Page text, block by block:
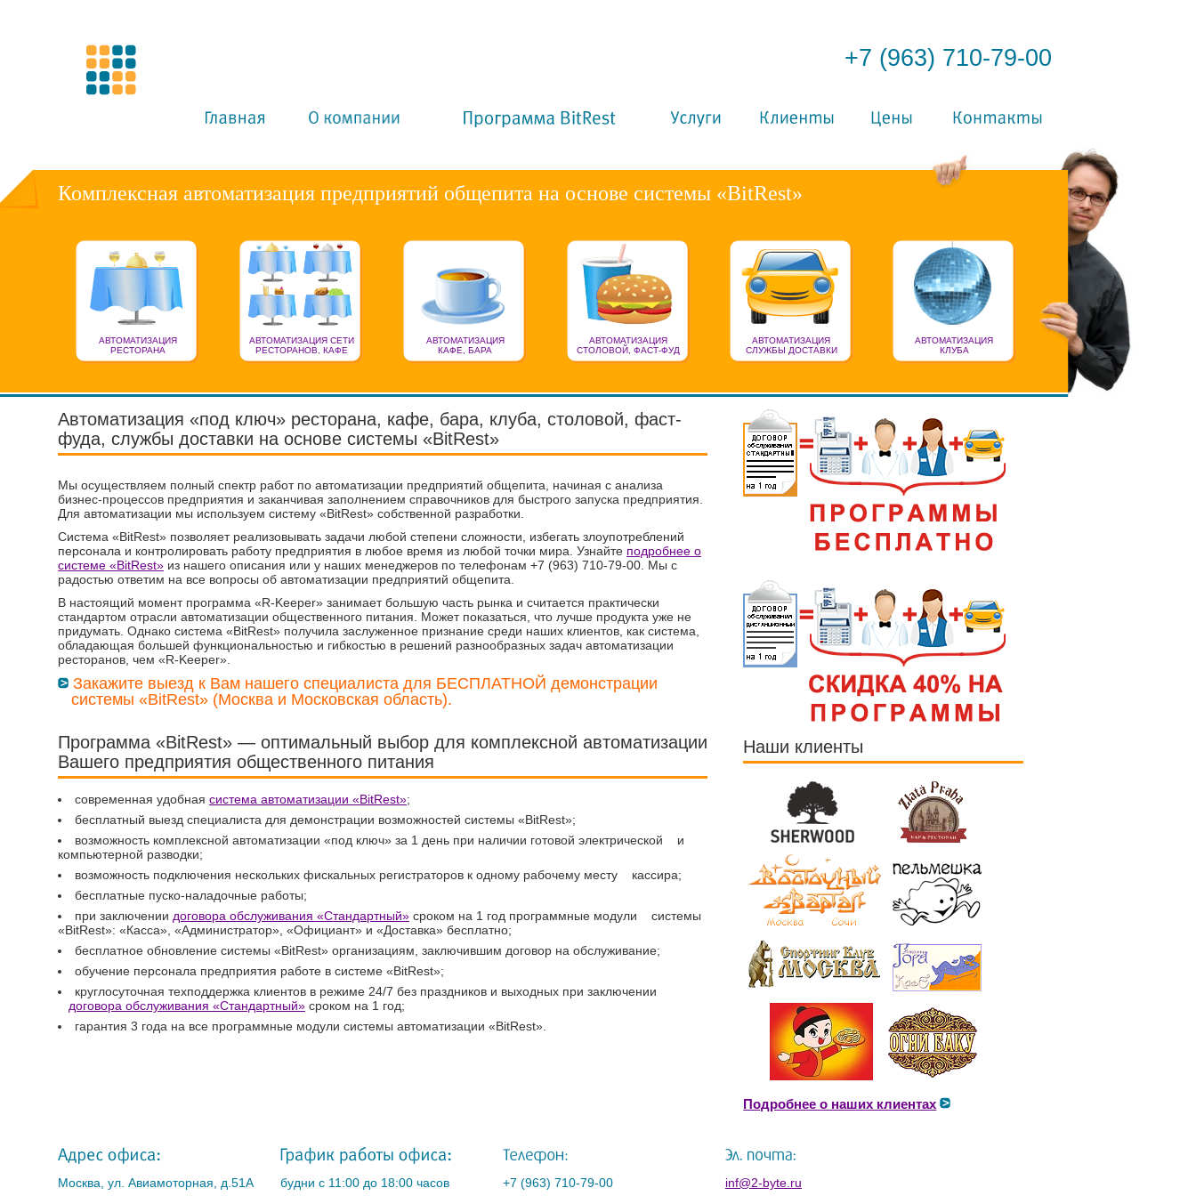
+7 (963) 710-79-00
Комплексная автоматизация предприятий общепита на основе системы «BitRest»
АВТОМАТИЗАЦИЯ
РЕСТОРАНА
АВТОМАТИЗАЦИЯ СЕТИ
РЕСТОРАНОВ, КАФЕ
АВТОМАТИЗАЦИЯ
КАФЕ, БАРА
АВТОМАТИЗАЦИЯ
СТОЛОВОЙ, ФАСТ-ФУД
АВТОМАТИЗАЦИЯ
СЛУЖБЫ ДОСТАВКИ
АВТОМАТИЗАЦИЯ
КЛУБА
Автоматизация «под ключ» ресторана, кафе, бара, клуба, столовой, фаст-
фуда, службы доставки на основе системы «BitRest»
Мы осуществляем полный спектр работ по автоматизации предприятий общепита, начиная с анализа
бизнес-процессов предприятия и заканчивая заполнением справочников для быстрого запуска предприятия.
Для автоматизации мы используем систему «BitRest» собственной разработки.
Система «BitRest» позволяет реализовывать задачи любой степени сложности, избегать злоупотреблений
персонала и контролировать работу предприятия в любое время из любой точки мира. Узнайте подробнее о
системе «BitRest» из нашего описания или у наших менеджеров по телефонам +7 (963) 710-79-00. Мы с
радостью ответим на все вопросы об автоматизации предприятий общепита.
В настоящий момент программа «R-Keeper» занимает большую часть рынка и считается практически
стандартом отрасли автоматизации общественного питания. Может показаться, что лучше продукта уже не
придумать. Однако система «BitRest» получила заслуженное признание среди наших клиентов, как система,
обладающая большей функциональностью и гибкостью в решений разнообразных задач автоматизации
ресторанов, чем «R-Keeper».
Закажите выезд к Вам нашего специалиста для БЕСПЛАТНОЙ демонстрации
системы «BitRest» (Москва и Московская область).
Программа «BitRest» — оптимальный выбор для комплексной автоматизации
Вашего предприятия общественного питания
современная удобная система автоматизации «BitRest»;
бесплатный выезд специалиста для демонстрации возможностей системы «BitRest»;
возможность комплексной автоматизации «под ключ» за 1 день при наличии готовой электрической и
компьютерной разводки;
возможность подключения нескольких фискальных регистраторов к одному рабочему месту кассира;
бесплатные пуско-наладочные работы;
при заключении договора обслуживания «Стандартный» сроком на 1 год программные модули системы
«BitRest»: «Касса», «Администратор», «Официант» и «Доставка» бесплатно;
бесплатное обновление системы «BitRest» организациям, заключившим договор на обслуживание;
обучение персонала предприятия работе в системе «BitRest»;
круглосуточная техподдержка клиентов в режиме 24/7 без праздников и выходных при заключении
договора обслуживания «Стандартный» сроком на 1 год;
гарантия 3 года на все программные модули системы автоматизации «BitRest».
Наши клиенты
Подробнее о наших клиентах
Москва, ул. Авиамоторная, д.51А будни с 11:00 до 18:00 часов +7 (963) 710-79-00 inf@2-byte.ru